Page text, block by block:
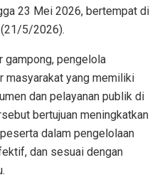
23 Mei 2026, bertempat di
(21/5/2026).
gampong, pengelola
masyarakat yang memiliki
dan pelayanan publik di
bertujuan meningkatkan
dalam pengelolaan
dan sesuai dengan